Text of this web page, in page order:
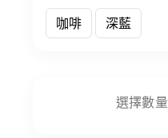
咖啡 深藍
選擇數量